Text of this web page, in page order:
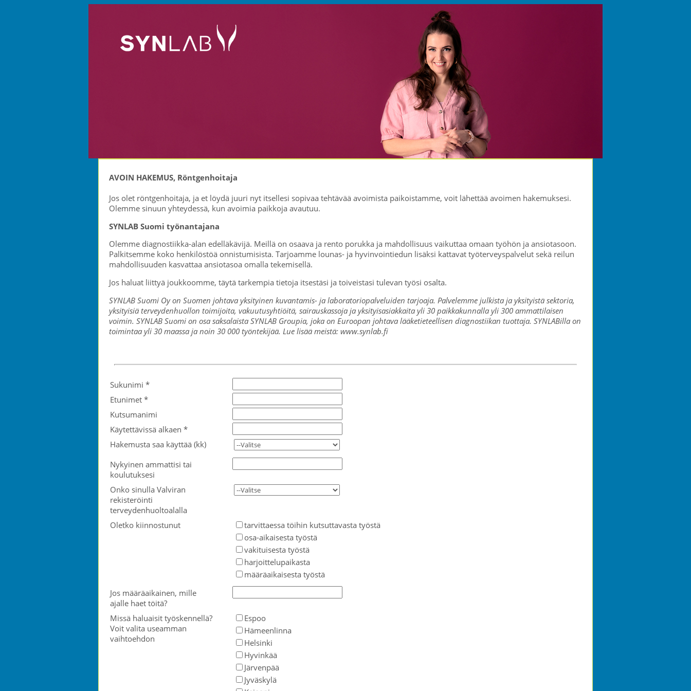
AVOIN HAKEMUS, Röntgenhoitaja
Jos olet röntgenhoitaja, ja et löydä juuri nyt itsellesi sopivaa tehtävää avoimista paikoistamme, voit lähettää avoimen hakemuksesi.
Olemme sinuun yhteydessä, kun avoimia paikkoja avautuu.
SYNLAB Suomi työnantajana
Olemme diagnostiikka-alan edelläkävijä. Meillä on osaava ja rento porukka ja mahdollisuus vaikuttaa omaan työhön ja ansiotasoon.
Palkitsemme koko henkilöstöä onnistumisista. Tarjoamme lounas- ja hyvinvointiedun lisäksi kattavat työterveyspalvelut sekä reilun
mahdollisuuden kasvattaa ansiotasoa omalla tekemisellä.
Jos haluat liittyä joukkoomme, täytä tarkempia tietoja itsestäsi ja toiveistasi tulevan työsi osalta.
SYNLAB Suomi Oy on Suomen johtava yksityinen kuvantamis- ja laboratoriopalveluiden tarjoaja. Palvelemme julkista ja yksityistä sektoria,
yksityisiä terveydenhuollon toimijoita, vakuutusyhtiöitä, sairauskassoja ja yksityisasiakkaita yli 30 paikkakunnalla yli 300 ammattilaisen
voimin. SYNLAB Suomi on osa saksalaista SYNLAB Groupia, joka on Euroopan johtava lääketieteellisen diagnostiikan tuottaja. SYNLABilla on
toimintaa yli 30 maassa ja noin 30 000 työntekijää. Lue lisää meistä: www.synlab.fi
Sukunimi *
Etunimet *
Kutsumanimi
Käytettävissä alkaen *
Hakemusta saa käyttää (kk)
Nykyinen ammattisi tai
koulutuksesi
Onko sinulla Valviran
rekisteröinti
terveydenhuoltoalalla
Oletko kiinnostunut
tarvittaessa töihin kutsuttavasta työstä
osa-aikaisesta työstä
vakituisesta työstä
harjoittelupaikasta
määräaikaisesta työstä
Jos määräaikainen, mille
ajalle haet töitä?
Missä haluaisit työskennellä?
Voit valita useamman
vaihtoehdon
Espoo
Hämeenlinna
Helsinki
Hyvinkää
Järvenpää
Jyväskylä